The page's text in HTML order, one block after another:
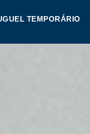
TEMPORÁRIO